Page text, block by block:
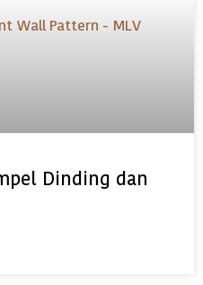
Dinding dan